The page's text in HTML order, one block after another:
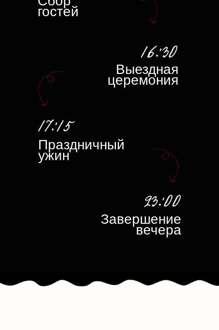
Для вдохновения мы собрали немного
картинок-примеров, листайте вправо
присутствие и разделенные с нами эмоции